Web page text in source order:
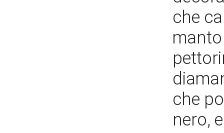
che
che
nero,